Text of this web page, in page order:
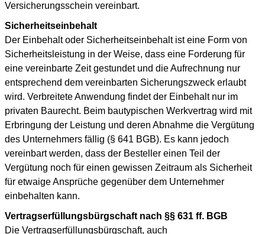
Versicherungsschein vereinbart.
Sicherheitseinbehalt
Der Einbehalt oder Sicherheitseinbehalt ist eine Form von
Sicherheitsleistung in der Weise, dass eine Forderung für
eine vereinbarte Zeit gestundet und die Aufrechnung nur
entsprechend dem vereinbarten Sicherungszweck erlaubt
wird. Verbreitete Anwendung findet der Einbehalt nur im
privaten Baurecht. Beim bautypischen Werkvertrag wird mit
Erbringung der Leistung und deren Abnahme die Vergütung
des Unternehmers fällig (§ 641 BGB). Es kann jedoch
vereinbart werden, dass der Besteller einen Teil der
Vergütung noch für einen gewissen Zeitraum als Sicherheit
für etwaige Ansprüche gegenüber dem Unternehmer
einbehalten kann.
Vertragserfüllungsbürgschaft nach §§ 631 ff. BGB
Die Vertragserfüllungsbürgschaft, auch